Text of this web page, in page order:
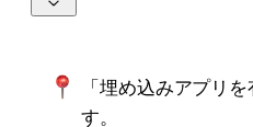
「埋め込みアプリ
す。